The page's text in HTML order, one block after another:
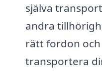
själva
andra
rätt fordon
transportera